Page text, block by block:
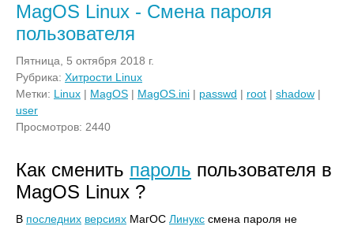
MagOS Linux - Смена пароля
пользователя
Пятница, 5 октября 2018 г.
Рубрика: Хитрости Linux
Метки: Linux | MagOS | MagOS.ini | passwd | root | shadow |
user
Просмотров: 2440
Как сменить пароль пользователя в
MagOS Linux ?
В последних версиях МагОС Линукс смена пароля не